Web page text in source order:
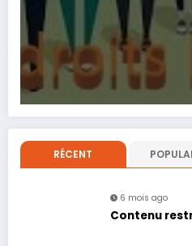
RÉCENT
6 mois ago
Contenu